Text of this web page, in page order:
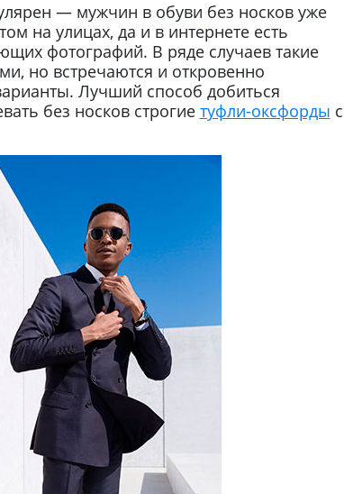
— мужчин в обуви без носков уже
на улицах, да и в интернете есть
фотографий. В ряде случаев такие
но встречаются и откровенно
Лучший способ добиться
без носков строгие туфли-оксфорды с